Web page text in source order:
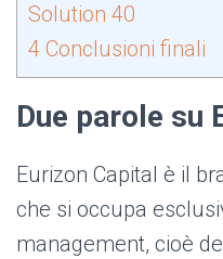
Solution 40
4 Conclusioni finali
Due parole su
Eurizon Capital è il
che si occupa
management, cioè